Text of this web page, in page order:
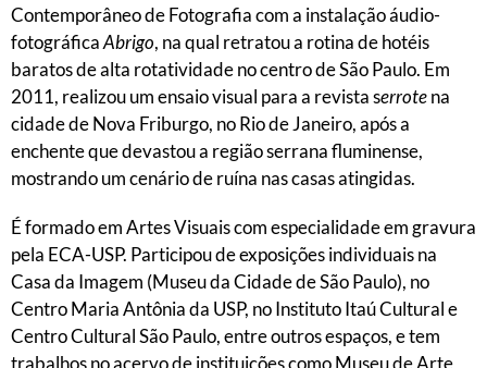
Contemporâneo de Fotografia com a instalação áudio-
fotográficaAbrigo, na qual retratou a rotina de hotéis
baratos de alta rotatividade no centro de São Paulo. Em
2011, realizou um ensaio visual para a revista serrotena
cidade de Nova Friburgo, no Rio de Janeiro, após a
enchente que devastou a região serrana fluminense,
mostrando um cenário de ruína nas casas atingidas.
É formado em Artes Visuais com especialidade em gravura
pela ECA-USP. Participou de exposições individuais na
Casa da Imagem (Museu da Cidade de São Paulo), no
Centro Maria Antônia da USP, no Instituto Itaú Cultural e
Centro Cultural São Paulo, entre outros espaços, e tem
trabalhos no acervo de instituições como Museu de Arte